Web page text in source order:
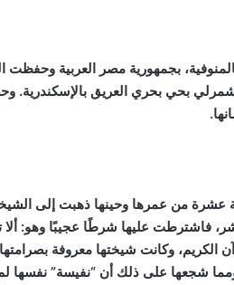
البندارية مركز تلا بالمنوفية، بجمهورية مصر
بحي بحري العريق بالإسكندرية.
.
من عمرها وحينها ذهبت إلى
فاشترطت عليها شرطًا عجيبًا وهو: ألا
الكريم، وكانت شيختها معروفة
ومما شجعها على ذلك أن “نفيسة” نفسها